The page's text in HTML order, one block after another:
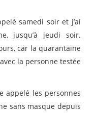
samedi soir et j’ai
jusqu’à jeudi soir.
car la quarantaine
la personne testée
appelé les personnes
sans masque depuis